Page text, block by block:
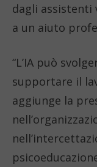
dagli assistenti
a un aiuto
“L’IA può
supportare il
aggiunge la